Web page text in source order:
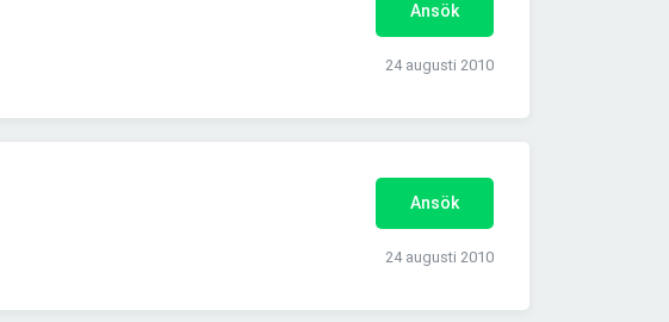
Ansök
24 augusti 2010
Ansök
24 augusti 2010